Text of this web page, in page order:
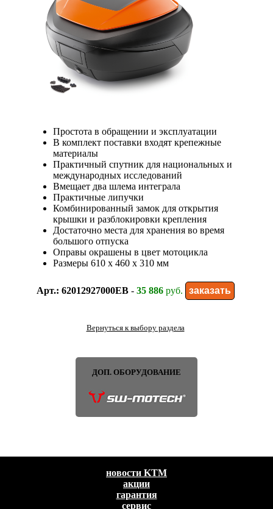
Простота в обращении и эксплуатации
В комплект поставки входят крепежные
материалы
Практичный спутник для национальных и
международных исследований
Вмещает два шлема интеграла
Практичные липучки
Комбинированный замок для открытия
крышки и разблокировки крепления
Достаточно места для хранения во время
большого отпуска
Оправы окрашены в цвет мотоцикла
Размеры 610 x 460 x 310 мм
Арт.: 62012927000EB- 35 886руб.
Вернуться к выбору раздела
ДОП. ОБОРУДОВАНИЕ
новости KTM
акции
гарантия
сервис